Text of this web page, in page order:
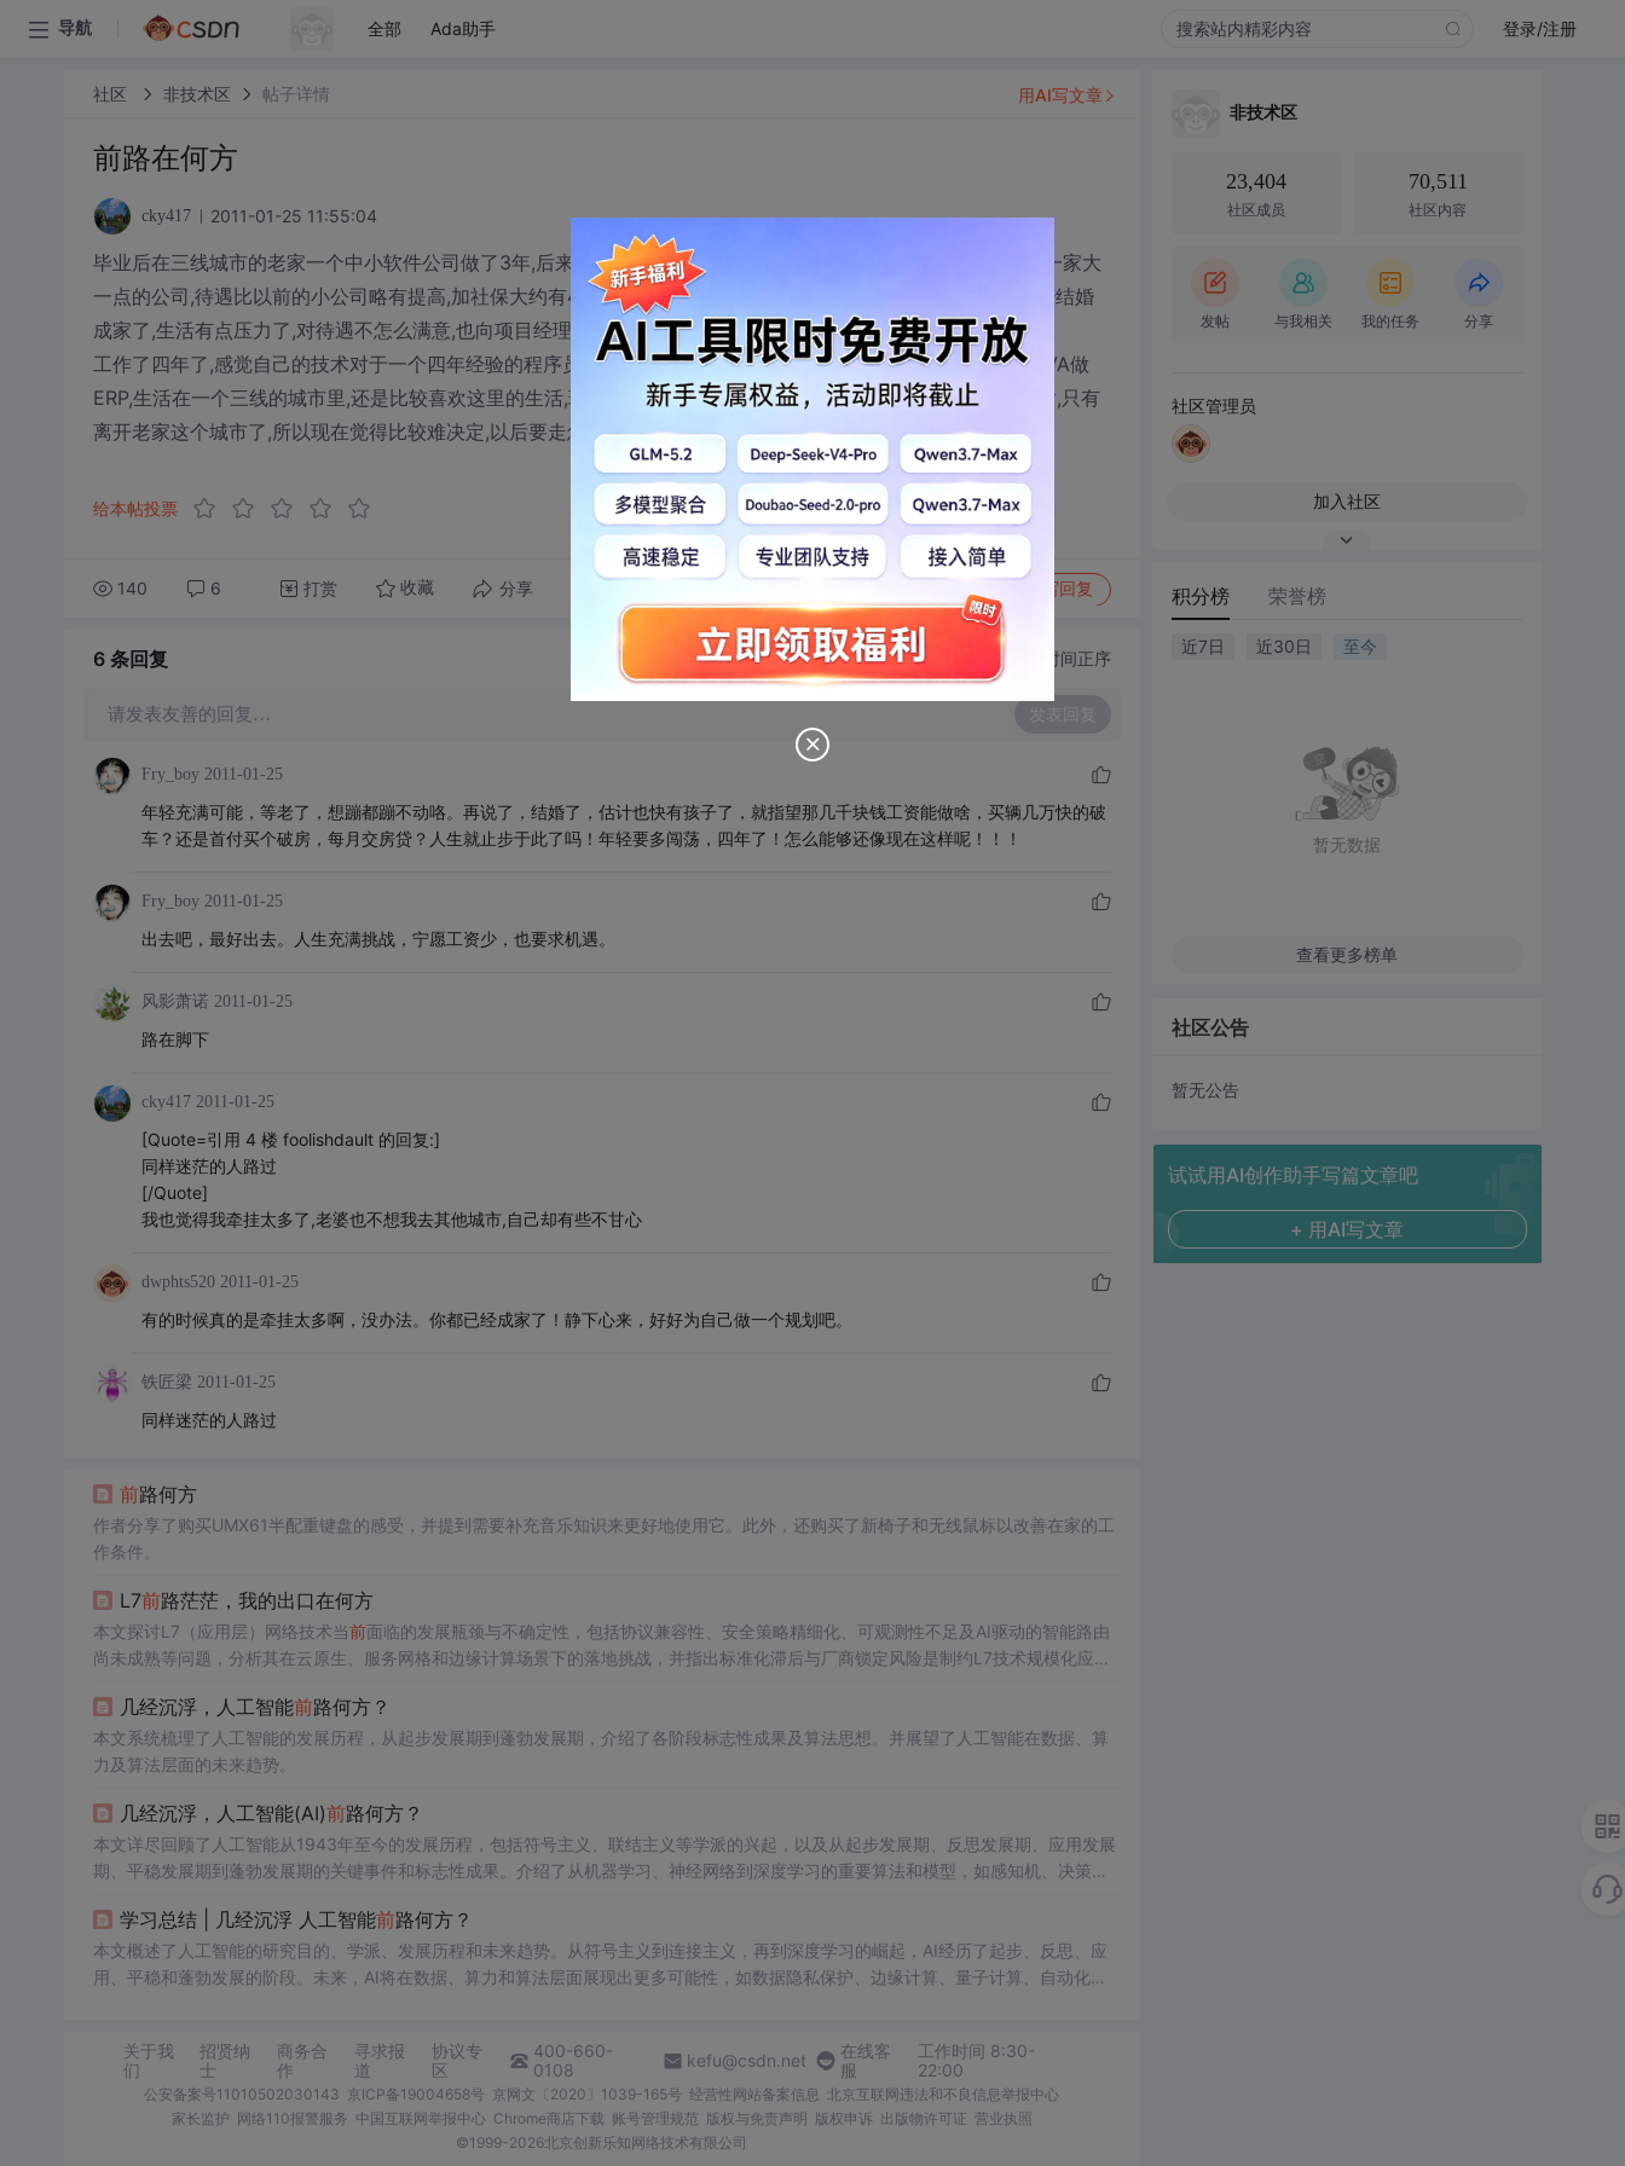
导航 全部 Ada助手 登录/注册
社区 非技术区 帖子详情
前路在何方
cky417 2011-01-25 11:55:04
毕业后在三线城市的老家一个中小软件公司做了3年,后来公司被收购了,我们开发部的人跟着进了一家刚起步的另一家大
一点的公司,待遇比以前的小公司略有提高,加社保大约有4K左右吧,到手也就3K多点,就这样又做了一年了,现在已经结婚
成家了,生活有点压力了,对待遇不怎么满意,也向项目经理提过,他也向上级反映了,结果如何还不知道.
工作了四年了,感觉自己的技术对于一个四年经验的程序员,算是中等左右吧,同时自己觉得技术有点单一,主要是JAVA做
ERP,生活在一个三线的城市里,还是比较喜欢这里的生活,现在这个公司在这个城市已经算最好的了,所以想跳槽的话,只有
离开老家这个城市了,所以现在觉得比较难决定,以后要走怎么样的路呢,请各位老大指教一下
给本帖投票
140 6 打赏 收藏 分享 写回复
用AI写文章
6 条回复 切换为时间正序
请发表友善的回复… 发表回复
Fry_boy 2011-01-25
年轻充满可能，等老了，想蹦都蹦不动咯。再说了，结婚了，估计也快有孩子了，就指望那几千块钱工资能做啥，买辆几万快的破
车？还是首付买个破房，每月交房贷？人生就止步于此了吗！年轻要多闯荡，四年了！怎么能够还像现在这样呢！！！
Fry_boy 2011-01-25
出去吧，最好出去。人生充满挑战，宁愿工资少，也要求机遇。
风影萧诺 2011-01-25
路在脚下
cky417 2011-01-25
[Quote=引用 4 楼 foolishdault 的回复:]
同样迷茫的人路过
[/Quote]
我也觉得我牵挂太多了,老婆也不想我去其他城市,自己却有些不甘心
dwphts520 2011-01-25
有的时候真的是牵挂太多啊，没办法。你都已经成家了！静下心来，好好为自己做一个规划吧。
铁匠梁 2011-01-25
同样迷茫的人路过
前路何方
作者分享了购买UMX61半配重键盘的感受，并提到需要补充音乐知识来更好地使用它。此外，还购买了新椅子和无线鼠标以改善在家的工
作条件。
L7前路茫茫，我的出口在何方
本文探讨L7（应用层）网络技术当前面临的发展瓶颈与不确定性，包括协议兼容性、安全策略精细化、可观测性不足及AI驱动的智能路由
尚未成熟等问题，分析其在云原生、服务网格和边缘计算场景下的落地挑战，并指出标准化滞后与厂商锁定风险是制约L7技术规模化应用
几经沉浮，人工智能前路何方？
本文系统梳理了人工智能的发展历程，从起步发展期到蓬勃发展期，介绍了各阶段标志性成果及算法思想。并展望了人工智能在数据、算
力及算法层面的未来趋势。
几经沉浮，人工智能(AI)前路何方？
本文详尽回顾了人工智能从1943年至今的发展历程，包括符号主义、联结主义等学派的兴起，以及从起步发展期、反思发展期、应用发展
期、平稳发展期到蓬勃发展期的关键事件和标志性成果。介绍了从机器学习、神经网络到深度学习的重要算法和模型，如感知机、决策
学习、可解释性AI等。
学习总结 | 几经沉浮 人工智能前路何方？
本文概述了人工智能的研究目的、学派、发展历程和未来趋势。从符号主义到连接主义，再到深度学习的崛起，AI经历了起步、反思、应
用、平稳和蓬勃发展的阶段。未来，AI将在数据、算力和算法层面展现出更多可能性，如数据隐私保护、边缘计算、量子计算、自动化机
关于我
们
招贤纳
士
商务合
作
寻求报
道
协议专
区
400-660-
0108
kefu@csdn.net
在线客
服
工作时间 8:30-
22:00
公安备案号11010502030143 京ICP备19004658号 京网文〔2020〕1039-165号 经营性网站备案信息 北京互联网违法和不良信息举报中心
家长监护 网络110报警服务 中国互联网举报中心 Chrome商店下载 账号管理规范 版权与免责声明 版权申诉 出版物许可证 营业执照
©1999-2026北京创新乐知网络技术有限公司
非技术区
23,404
社区成员
70,511
社区内容
发帖 与我相关 我的任务 分享
社区管理员
加入社区
积分榜 荣誉榜
近7日 近30日 至今
暂无数据
查看更多榜单
社区公告
暂无公告
试试用AI创作助手写篇文章吧
+ 用AI写文章